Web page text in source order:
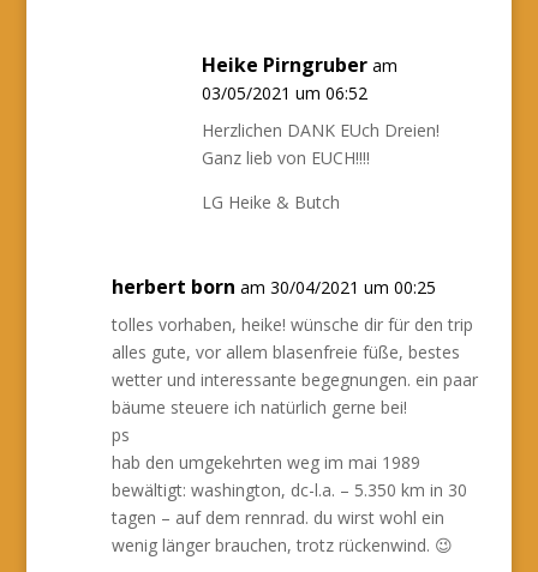
Heike Pirngruber am
03/05/2021 um 06:52
Herzlichen DANK EUch Dreien!
Ganz lieb von EUCH!!!!
LG Heike & Butch
herbert born am 30/04/2021 um 00:25
tolles vorhaben, heike! wünsche dir für den trip
alles gute, vor allem blasenfreie füße, bestes
wetter und interessante begegnungen. ein paar
bäume steuere ich natürlich gerne bei!
ps
hab den umgekehrten weg im mai 1989
bewältigt: washington, dc-l.a. – 5.350 km in 30
tagen – auf dem rennrad. du wirst wohl ein
wenig länger brauchen, trotz rückenwind. 😉